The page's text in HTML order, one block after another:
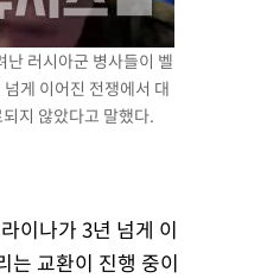
러시아군 병사들이 벨
게 이어진 전쟁에서 대
지 않았다고 말했다.
이나가 3년 넘게 이
는 교환이 진행 중이